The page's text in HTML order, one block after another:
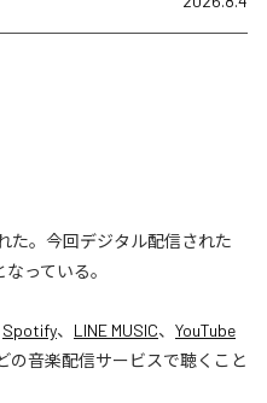
た。今回デジタル配信された
っている。
Spotify、 LINE MUSIC、 YouTube
の音楽配信サービスで聴くこと